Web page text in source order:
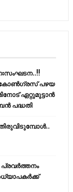
കോണ്‍ഗ്രസ് പഴയ
ഏറ്റുമുട്ടാന്‍
പദ്ധതി